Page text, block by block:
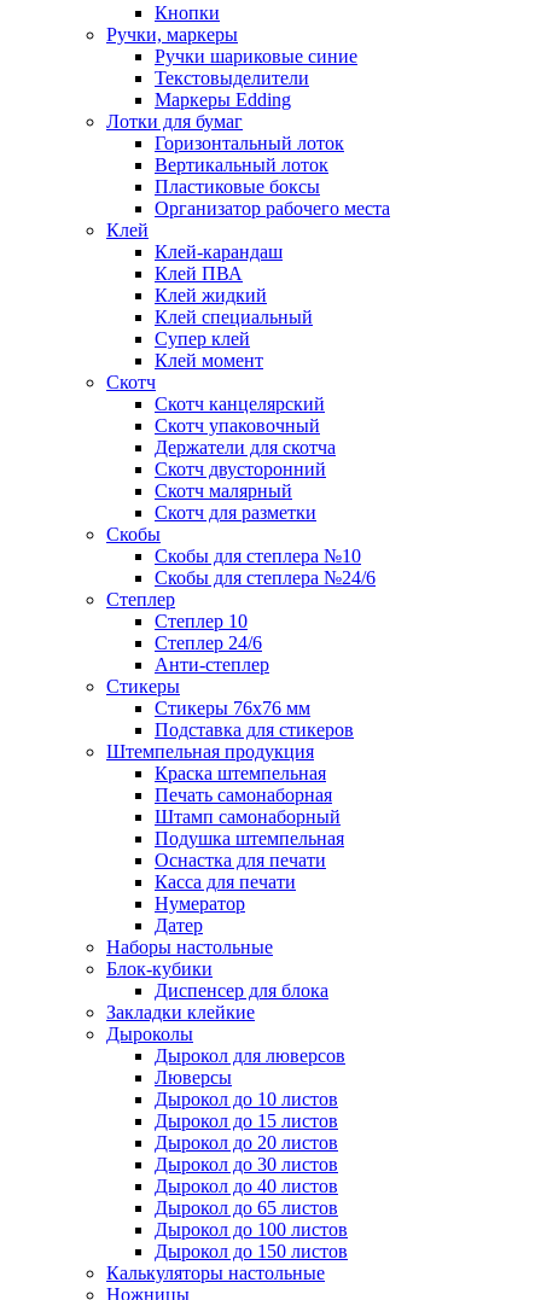
Кнопки
Ручки, маркеры
Ручки шариковые синие
Текстовыделители
Маркеры Edding
Лотки для бумаг
Горизонтальный лоток
Вертикальный лоток
Пластиковые боксы
Организатор рабочего места
Клей
Клей-карандаш
Клей ПВА
Клей жидкий
Клей специальный
Супер клей
Клей момент
Скотч
Скотч канцелярский
Скотч упаковочный
Держатели для скотча
Скотч двусторонний
Скотч малярный
Скотч для разметки
Скобы
Скобы для степлера №10
Скобы для степлера №24/6
Степлер
Степлер 10
Степлер 24/6
Анти-степлер
Стикеры
Стикеры 76x76 мм
Подставка для стикеров
Штемпельная продукция
Краска штемпельная
Печать самонаборная
Штамп самонаборный
Подушка штемпельная
Оснастка для печати
Касса для печати
Нумератор
Датер
Наборы настольные
Блок-кубики
Диспенсер для блока
Закладки клейкие
Дыроколы
Дырокол для люверсов
Люверсы
Дырокол до 10 листов
Дырокол до 15 листов
Дырокол до 20 листов
Дырокол до 30 листов
Дырокол до 40 листов
Дырокол до 65 листов
Дырокол до 100 листов
Дырокол до 150 листов
Калькуляторы настольные
Ножницы